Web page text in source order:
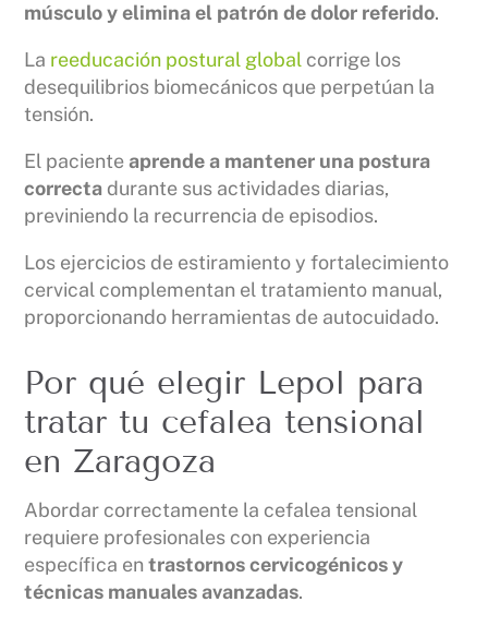
músculo y elimina el patrón de dolor referido.
La reeducación postural global corrige los
desequilibrios biomecánicos que perpetúan la
tensión.
El pacienteaprende a mantener una postura
correcta durante sus actividades diarias,
previniendo la recurrencia de episodios.
Los ejercicios de estiramiento y fortalecimiento
cervical complementan el tratamiento manual,
proporcionando herramientas de autocuidado.
Por qué elegir Lepol para
tratar tu cefalea tensional
en Zaragoza
Abordar correctamente la cefalea tensional
requiere profesionales con experiencia
específica entrastornos cervicogénicos y
técnicas manuales avanzadas.